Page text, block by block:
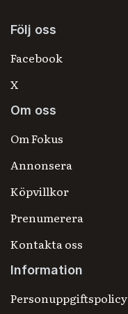
Följ oss
Facebook
X
Om oss
Om Fokus
Annonsera
Köpvillkor
Prenumerera
Kontakta oss
Information
Personuppgiftspolicy